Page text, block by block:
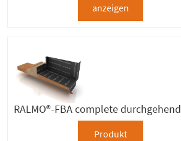
anzeigen
RALMO®-FBA complete durchgehend
Produkt